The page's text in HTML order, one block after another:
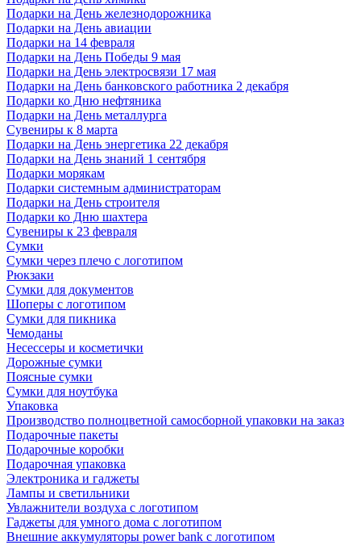
Подарки на День железнодорожника
Подарки на День авиации
Подарки на 14 февраля
Подарки на День Победы 9 мая
Подарки на День электросвязи 17 мая
Подарки на День банковского работника 2 декабря
Подарки ко Дню нефтяника
Подарки на День металлурга
Сувениры к 8 марта
Подарки на День энергетика 22 декабря
Подарки на День знаний 1 сентября
Подарки морякам
Подарки системным администраторам
Подарки на День строителя
Подарки ко Дню шахтера
Сувениры к 23 февраля
Сумки
Сумки через плечо с логотипом
Рюкзаки
Сумки для документов
Шоперы с логотипом
Сумки для пикника
Чемоданы
Несессеры и косметички
Дорожные сумки
Поясные сумки
Сумки для ноутбука
Упаковка
Производство полноцветной самосборной упаковки на заказ
Подарочные пакеты
Подарочные коробки
Подарочная упаковка
Электроника и гаджеты
Лампы и светильники
Увлажнители воздуха с логотипом
Гаджеты для умного дома с логотипом
Внешние аккумуляторы power bank с логотипом